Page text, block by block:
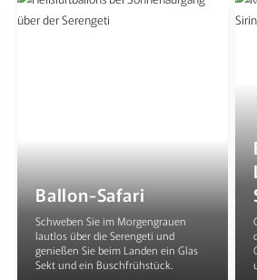
Ballon-Safari
Schweben Sie im Morgengrauen
lautlos über die Serengeti und
genießen Sie beim Landen ein Glas
Sekt und ein Buschfrühstück.